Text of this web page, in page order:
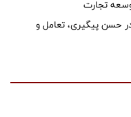
تجارت
حسن پیگیری، تعامل و